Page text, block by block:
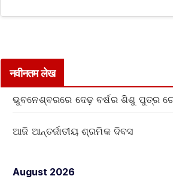
नवीनतम लेख
ଭୁବନେଶ୍ବରରେ ଦେଢ଼ ବର୍ଷର ଶିଶୁ ପୁତ୍ର
ଆଜି ଆନ୍ତର୍ଜାତୀୟ ଶ୍ରମିକ ଦିବସ
August 2026